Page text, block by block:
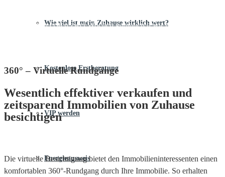
Wie viel ist mein Zuhause wirklich wert?
Kostenlose Erstberatung
VIP werden
Energieausweis
Bereits in den ersten zwei Wochen garantieren wir mindestens 5
360° – Virtuelle Rundgänge
Wesentlich effektiver verkaufen und
zeitsparend Immobilien von Zuhause
besichtigen
Die virtuelle Besichtigung bietet den Immobilieninteressenten einen
komfortablen 360°-Rundgang durch Ihre Immobilie. So erhalten